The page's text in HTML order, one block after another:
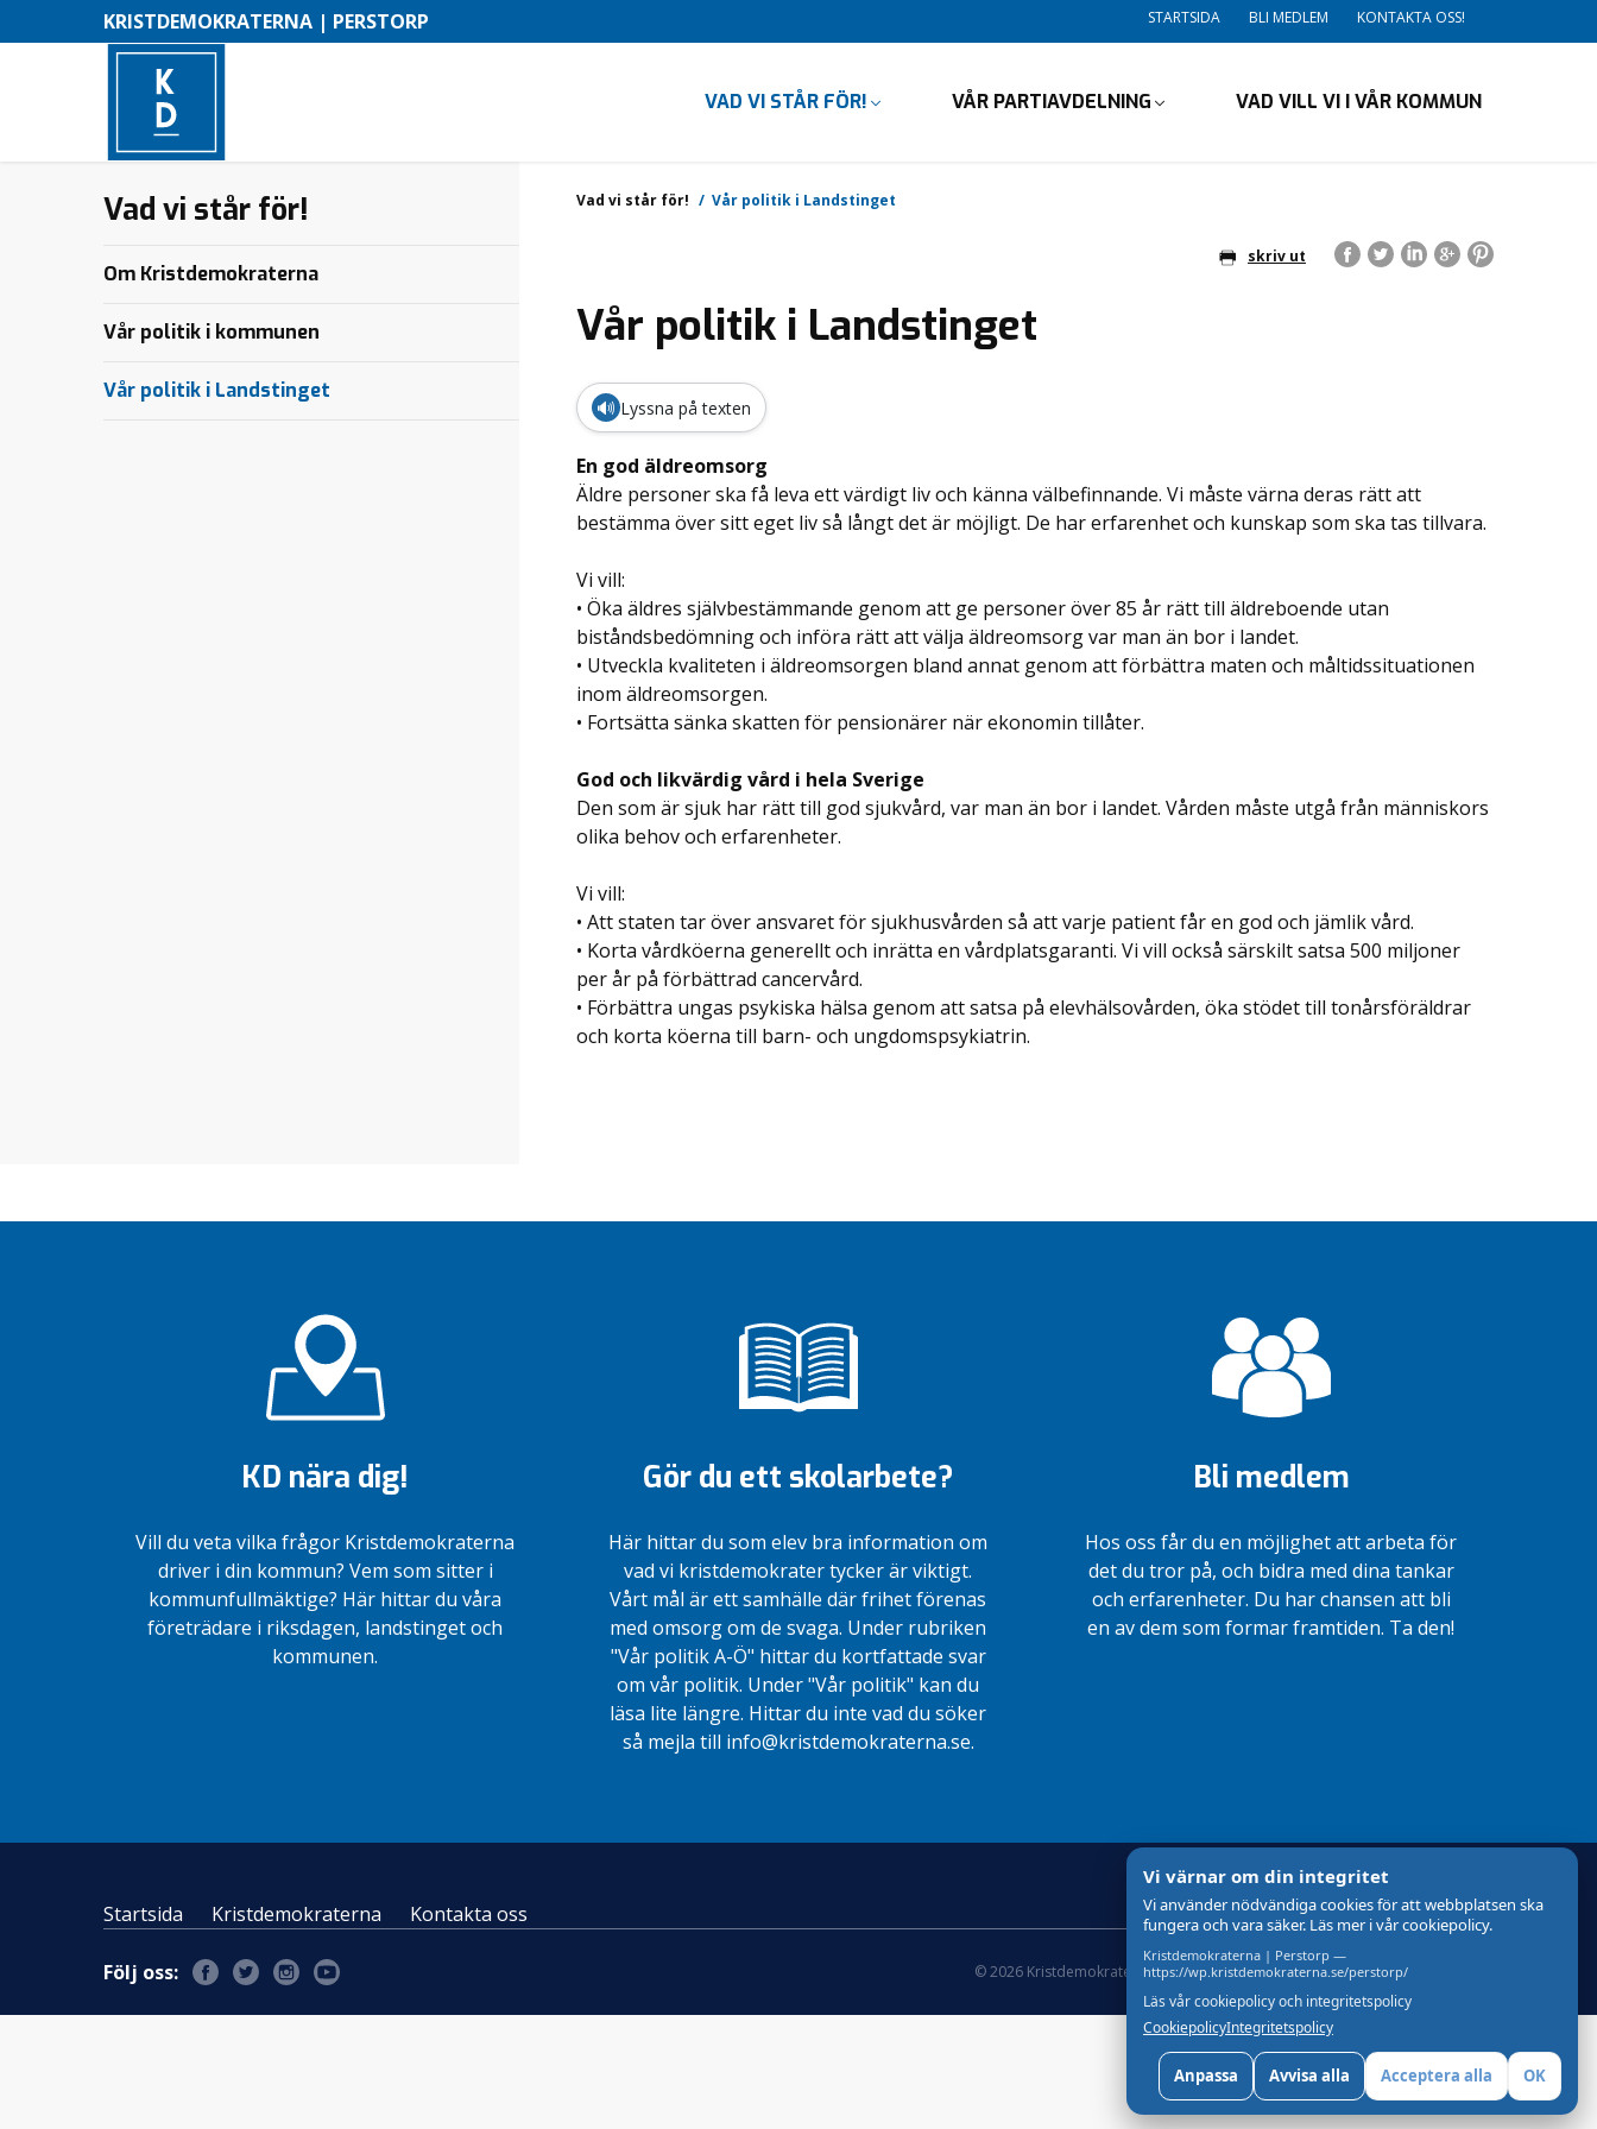
KRISTDEMOKRATERNA | PERSTORP STARTSIDA BLI MEDLEM KONTAKTA OSS!
VAD VI STÅR FÖR! VÅR PARTIAVDELNING VAD VILL VI I VÅR KOMMUN
Vad vi står för! Vår politik i Landstinget
skriv ut
Vår politik i Landstinget
🔊 Lyssna på texten
En god äldreomsorg
Äldre personer ska få leva ett värdigt liv och känna välbefinnande. Vi måste värna deras rätt att
bestämma över sitt eget liv så långt det är möjligt. De har erfarenhet och kunskap som ska tas tillvara.
Vi vill:
• Öka äldres självbestämmande genom att ge personer över 85 år rätt till äldreboende utan
biståndsbedömning och införa rätt att välja äldreomsorg var man än bor i landet.
• Utveckla kvaliteten i äldreomsorgen bland annat genom att förbättra maten och måltidssituationen
inom äldreomsorgen.
• Fortsätta sänka skatten för pensionärer när ekonomin tillåter.
God och likvärdig vård i hela Sverige
Den som är sjuk har rätt till god sjukvård, var man än bor i landet. Vården måste utgå från människors
olika behov och erfarenheter.
Vi vill:
• Att staten tar över ansvaret för sjukhusvården så att varje patient får en god och jämlik vård.
• Korta vårdköerna generellt och inrätta en vårdplatsgaranti. Vi vill också särskilt satsa 500 miljoner
per år på förbättrad cancervård.
• Förbättra ungas psykiska hälsa genom att satsa på elevhälsovården, öka stödet till tonårsföräldrar
och korta köerna till barn- och ungdomspsykiatrin.
Vad vi står för!
e
n
Om Kristdemokraterna
Vår politik i kommunen
Vår politik i Landstinget
KD nära dig!
Vill du veta vilka frågor Kristdemokraterna
driver i din kommun? Vem som sitter i
kommunfullmäktige? Här hittar du våra
företrädare i riksdagen, landstinget och
kommunen.
Gör du ett skolarbete?
Här hittar du som elev bra information om
vad vi kristdemokrater tycker är viktigt.
Vårt mål är ett samhälle där frihet förenas
med omsorg om de svaga. Under rubriken
"Vår politik A-Ö" hittar du kortfattade svar
om vår politik. Under "Vår politik" kan du
läsa lite längre. Hittar du inte vad du söker
så mejla till info@kristdemokraterna.se.
Bli medlem
Hos oss får du en möjlighet att arbeta för
det du tror på, och bidra med dina tankar
och erfarenheter. Du har chansen att bli
en av dem som formar framtiden. Ta den!
Startsida Kristdemokraterna Kontakta oss
Följ oss: © 2026 Kristdemokraterna Om Cookies Skapad med av wasabiweb
Vi värnar om din integritet
Vi använder nödvändiga cookies för att webbplatsen ska
fungera och vara säker. Läs mer i vår cookiepolicy.
Kristdemokraterna | Perstorp —
https://wp.kristdemokraterna.se/perstorp/
Läs vår cookiepolicy och integritetspolicy
CookiepolicyIntegritetspolicy
Anpassa Avvisa alla Acceptera alla OK